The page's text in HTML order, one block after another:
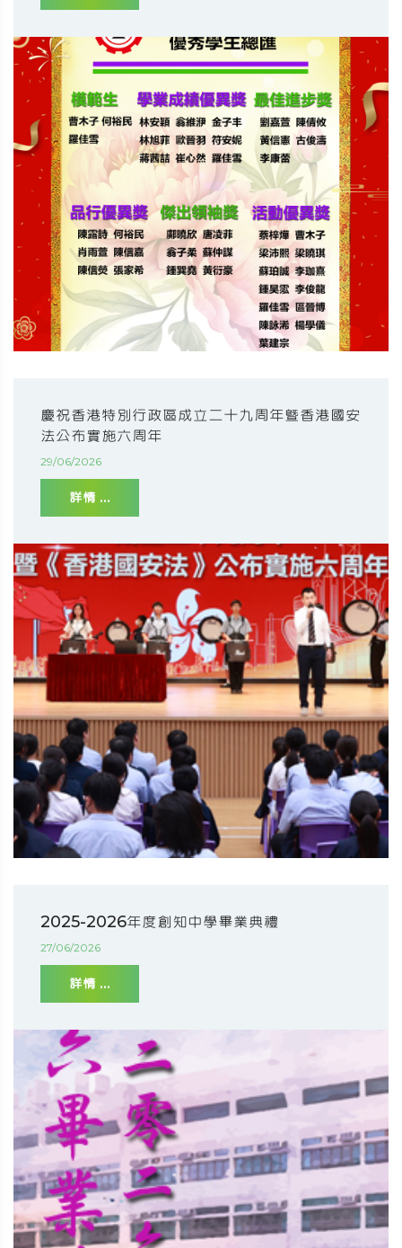
慶祝香港特別行政區成立二十九周年暨香港國安
法公布實施六周年
29/06/2026
詳情 ...
2025-2026年度創知中學畢業典禮
27/06/2026
詳情 ...